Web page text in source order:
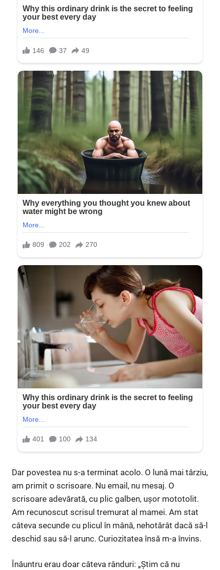
Dar povestea nu s-a terminat acolo. O lună mai târziu,
am primit o scrisoare. Nu email, nu mesaj. O
scrisoare adevărată, cu plic galben, ușor mototolit.
Am recunoscut scrisul tremurat al mamei. Am stat
câteva secunde cu plicul în mână, nehotărât dacă să-l
deschid sau să-l arunc. Curiozitatea însă m-a învins.
Înăuntru erau doar câteva rânduri: „Știm că nu